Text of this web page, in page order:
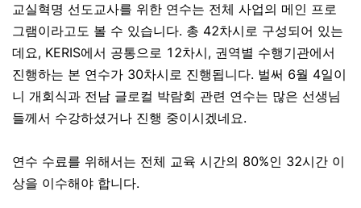
교실혁명 선도교사를 위한 연수는 전체 사업의 메인 프로
그램이라고도 볼 수 있습니다. 총 42차시로 구성되어 있는
데요, KERIS에서 공통으로 12차시, 권역별 수행기관에서
진행하는 본 연수가 30차시로 진행됩니다. 벌써 6월 4일이
니 개회식과 전남 글로컬 박람회 관련 연수는 많은 선생님
들께서 수강하셨거나 진행 중이시겠네요.
연수 수료를 위해서는 전체 교육 시간의 80%인 32시간 이
상을 이수해야 합니다.